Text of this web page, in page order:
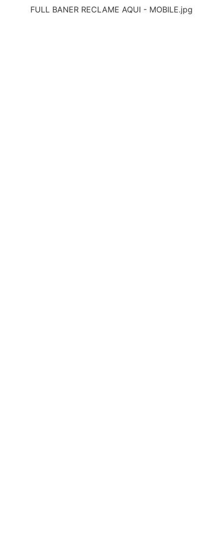
FULL BANER RECLAME AQUI - MOBILE.jpg